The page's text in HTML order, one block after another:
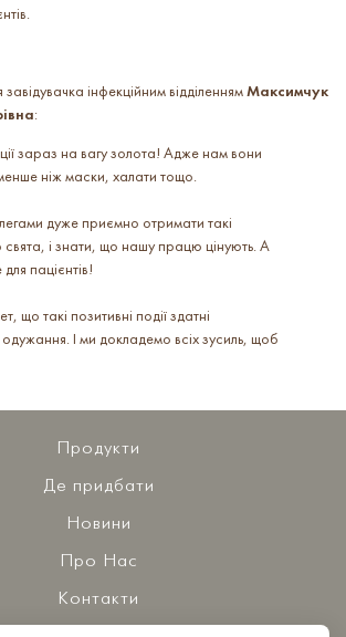
інфекційним відділенням Максимчук
:
зараз на вагу золота! Адже нам вони
ніж маски, халати тощо.
дуже приємно отримати такі
і знати, що нашу працю цінують. А
пацієнтів!
що такі позитивні події здатні
І ми докладемо всіх зусиль, щоб
Продукти
Де придбати
Новини
Про Нас
Контакти